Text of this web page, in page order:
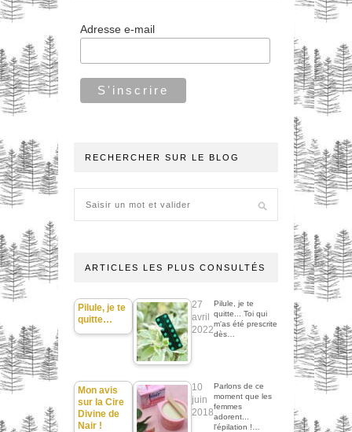
Adresse e-mail
RECHERCHER SUR LE BLOG
ARTICLES LES PLUS CONSULTÉS
Pilule, je te
quitte…
27
avril
2022
Pilule, je te
quitte... Toi qui
m'as été prescrite
dès…
Mon avis
sur la Cire
Divine de
Nair !
10
juin
2018
Parlons de ce
moment que les
femmes
adorent...
l'épilation !…